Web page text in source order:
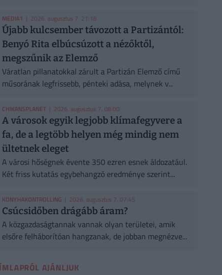
MEDIA1 | 2026. augusztus 7. 21:18
Újabb kulcsember távozott a Partizántól:
Benyó Rita elbúcsúzott a nézőktől,
megszűnik az Elemző
Váratlan pillanatokkal zárult a Partizán Elemző című
műsorának legfrissebb, pénteki adása, melynek v...
CHIKANSPLANET| 2026. augusztus 7. 08:00
A városok egyik legjobb klímafegyvere a
fa, de a legtöbb helyen még mindig nem
ültetnek eleget
A városi hőségnek évente 350 ezren esnek áldozatául.
Két friss kutatás egybehangzó eredménye szerint...
KONYHAKONTROLLING| 2026. augusztus 7. 07:45
Csúcsidőben drágább áram?
A közgazdaságtannak vannak olyan területei, amik
elsőre felháborítóan hangzanak, de jobban megnézve...
AJÁNLJUK